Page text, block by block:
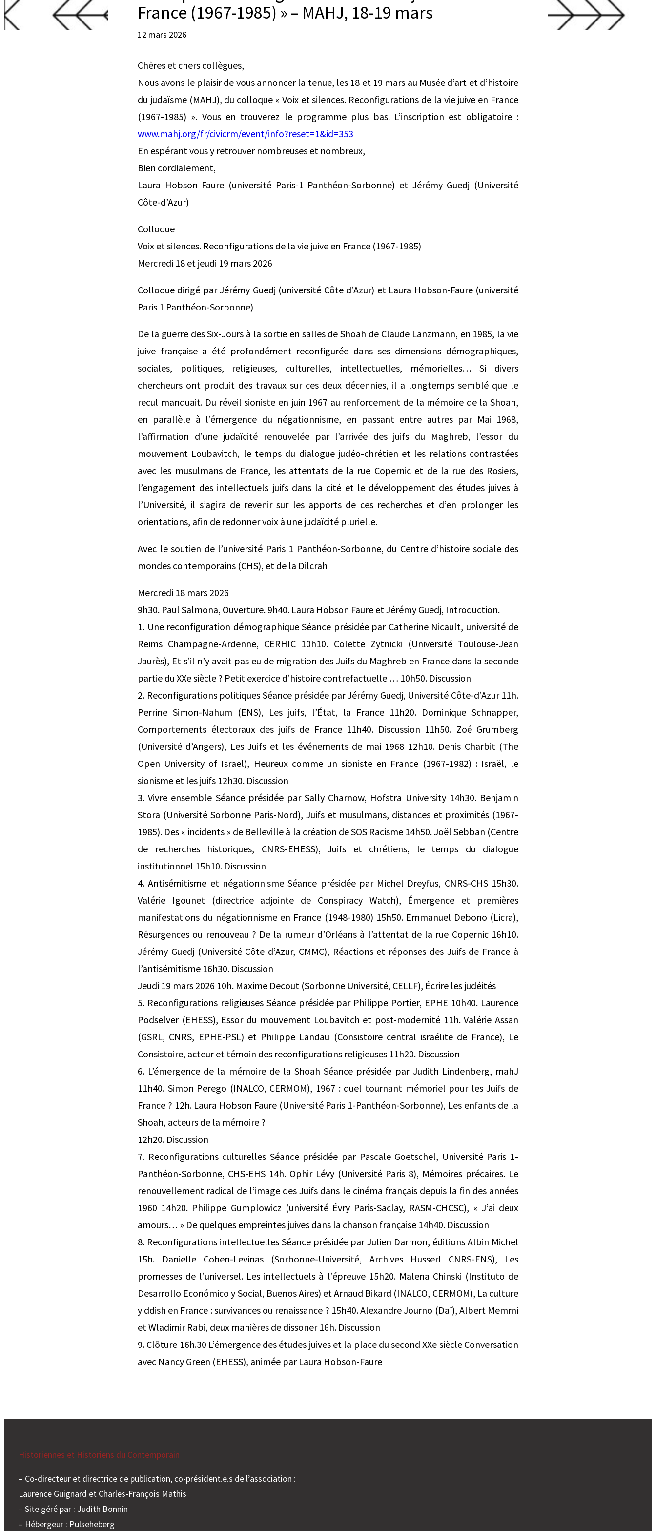
France (1967-1985) » – MAHJ, 18-19 mars
12 mars 2026
Chères et chers collègues,
Nous avons le plaisir de vous annoncer la tenue, les 18 et 19 mars au Musée d’art et d’histoire
du judaïsme (MAHJ), du colloque « Voix et silences. Reconfigurations de la vie juive en France
(1967-1985) ». Vous en trouverez le programme plus bas. L’inscription est obligatoire :
www.mahj.org/fr/civicrm/event/info?reset=1&id=353
En espérant vous y retrouver nombreuses et nombreux,
Bien cordialement,
Laura Hobson Faure (université Paris-1 Panthéon-Sorbonne) et Jérémy Guedj (Université
Côte-d’Azur)
Colloque
Voix et silences. Reconfigurations de la vie juive en France (1967-1985)
Mercredi 18 et jeudi 19 mars 2026
Colloque dirigé par Jérémy Guedj (université Côte d’Azur) et Laura Hobson-Faure (université
Paris 1 Panthéon-Sorbonne)
De la guerre des Six-Jours à la sortie en salles de Shoah de Claude Lanzmann, en 1985, la vie
juive française a été profondément reconfigurée dans ses dimensions démographiques,
sociales, politiques, religieuses, culturelles, intellectuelles, mémorielles… Si divers
chercheurs ont produit des travaux sur ces deux décennies, il a longtemps semblé que le
recul manquait. Du réveil sioniste en juin 1967 au renforcement de la mémoire de la Shoah,
en parallèle à l’émergence du négationnisme, en passant entre autres par Mai 1968,
l’affirmation d’une judaïcité renouvelée par l’arrivée des juifs du Maghreb, l’essor du
mouvement Loubavitch, le temps du dialogue judéo-chrétien et les relations contrastées
avec les musulmans de France, les attentats de la rue Copernic et de la rue des Rosiers,
l’engagement des intellectuels juifs dans la cité et le développement des études juives à
l’Université, il s’agira de revenir sur les apports de ces recherches et d’en prolonger les
orientations, afin de redonner voix à une judaïcité plurielle.
Avec le soutien de l’université Paris 1 Panthéon-Sorbonne, du Centre d’histoire sociale des
mondes contemporains (CHS), et de la Dilcrah
Mercredi 18 mars 2026
9h30. Paul Salmona, Ouverture. 9h40. Laura Hobson Faure et Jérémy Guedj, Introduction.
1. Une reconfiguration démographique Séance présidée par Catherine Nicault, université de
Reims Champagne-Ardenne, CERHIC 10h10. Colette Zytnicki (Université Toulouse-Jean
Jaurès), Et s’il n’y avait pas eu de migration des Juifs du Maghreb en France dans la seconde
partie du XXe siècle ? Petit exercice d’histoire contrefactuelle … 10h50. Discussion
2. Reconfigurations politiques Séance présidée par Jérémy Guedj, Université Côte-d’Azur 11h.
Perrine Simon-Nahum (ENS), Les juifs, l’État, la France 11h20. Dominique Schnapper,
Comportements électoraux des juifs de France 11h40. Discussion 11h50. Zoé Grumberg
(Université d’Angers), Les Juifs et les événements de mai 1968 12h10. Denis Charbit (The
Open University of Israel), Heureux comme un sioniste en France (1967-1982) : Israël, le
sionisme et les juifs 12h30. Discussion
3. Vivre ensemble Séance présidée par Sally Charnow, Hofstra University 14h30. Benjamin
Stora (Université Sorbonne Paris-Nord), Juifs et musulmans, distances et proximités (1967-
1985). Des « incidents » de Belleville à la création de SOS Racisme 14h50. Joël Sebban (Centre
de recherches historiques, CNRS-EHESS), Juifs et chrétiens, le temps du dialogue
institutionnel 15h10. Discussion
4. Antisémitisme et négationnisme Séance présidée par Michel Dreyfus, CNRS-CHS 15h30.
Valérie Igounet (directrice adjointe de Conspiracy Watch), Émergence et premières
manifestations du négationnisme en France (1948-1980) 15h50. Emmanuel Debono (Licra),
Résurgences ou renouveau ? De la rumeur d’Orléans à l’attentat de la rue Copernic 16h10.
Jérémy Guedj (Université Côte d’Azur, CMMC), Réactions et réponses des Juifs de France à
l’antisémitisme 16h30. Discussion
Jeudi 19 mars 2026 10h. Maxime Decout (Sorbonne Université, CELLF), Écrire les judéités
5. Reconfigurations religieuses Séance présidée par Philippe Portier, EPHE 10h40. Laurence
Podselver (EHESS), Essor du mouvement Loubavitch et post-modernité 11h. Valérie Assan
(GSRL, CNRS, EPHE-PSL) et Philippe Landau (Consistoire central israélite de France), Le
Consistoire, acteur et témoin des reconfigurations religieuses 11h20. Discussion
6. L’émergence de la mémoire de la Shoah Séance présidée par Judith Lindenberg, mahJ
11h40. Simon Perego (INALCO, CERMOM), 1967 : quel tournant mémoriel pour les Juifs de
France ? 12h. Laura Hobson Faure (Université Paris 1-Panthéon-Sorbonne), Les enfants de la
Shoah, acteurs de la mémoire ?
12h20. Discussion
7. Reconfigurations culturelles Séance présidée par Pascale Goetschel, Université Paris 1-
Panthéon-Sorbonne, CHS-EHS 14h. Ophir Lévy (Université Paris 8), Mémoires précaires. Le
renouvellement radical de l’image des Juifs dans le cinéma français depuis la fin des années
1960 14h20. Philippe Gumplowicz (université Évry Paris-Saclay, RASM-CHCSC), « J’ai deux
amours… » De quelques empreintes juives dans la chanson française 14h40. Discussion
8. Reconfigurations intellectuelles Séance présidée par Julien Darmon, éditions Albin Michel
15h. Danielle Cohen-Levinas (Sorbonne-Université, Archives Husserl CNRS-ENS), Les
promesses de l’universel. Les intellectuels à l’épreuve 15h20. Malena Chinski (Instituto de
Desarrollo Económico y Social, Buenos Aires) et Arnaud Bikard (INALCO, CERMOM), La culture
yiddish en France : survivances ou renaissance ? 15h40. Alexandre Journo (Daï), Albert Memmi
et Wladimir Rabi, deux manières de dissoner 16h. Discussion
9. Clôture 16h.30 L’émergence des études juives et la place du second XXe siècle Conversation
avec Nancy Green (EHESS), animée par Laura Hobson-Faure
Historiennes et Historiens du Contemporain
– Co-directeur et directrice de publication, co-président.e.s de l’association :
Laurence Guignard et Charles-François Mathis
– Site géré par : Judith Bonnin
– Hébergeur : Pulseheberg